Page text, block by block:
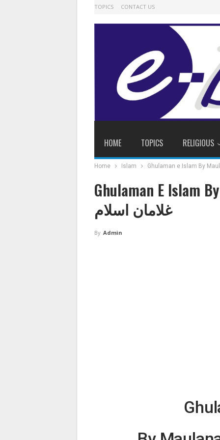
TOPICS CONTACT US
HOME TOPICS RELIGIOUS
Home Islam
Ghulaman E Islam
غلامان اسلام
By Admin